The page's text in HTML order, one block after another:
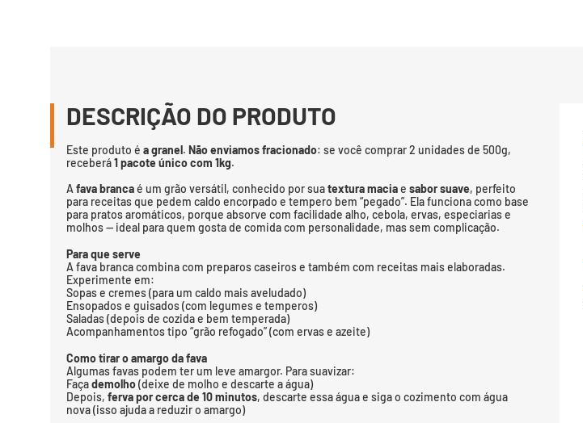
DESCRIÇÃO DO PRODUTO
Este produto é a granel. Não enviamos fracionado: se você comprar 2 unidades de 500g,
receberá1 pacote único com 1kg.
A fava brancaé um grão versátil, conhecido por suatextura maciae sabor suave, perfeito
para receitas que pedem caldo encorpado e tempero bem “pegado”. Ela funciona como base
para pratos aromáticos, porque absorve com facilidade alho, cebola, ervas, especiarias e
molhos — ideal para quem gosta de comida com personalidade, mas sem complicação.
Para que serve
A fava branca combina com preparos caseiros e também com receitas mais elaboradas.
Experimente em:
Sopas e cremes (para um caldo mais aveludado)
Ensopados e guisados (com legumes e temperos)
Saladas (depois de cozida e bem temperada)
Acompanhamentos tipo “grão refogado” (com ervas e azeite)
Como tirar o amargo da fava
Algumas favas podem ter um leve amargor. Para suavizar:
Façademolho(deixe de molho e descarte a água)
Depois, ferva por cerca de 10 minutos, descarte essa água e siga o cozimento com água
nova (isso ajuda a reduzir o amargo)